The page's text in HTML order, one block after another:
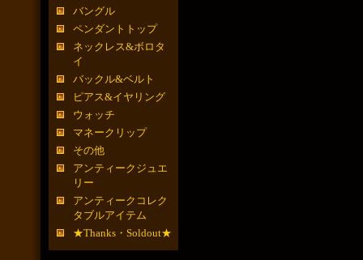
バングル
ペンダントトップ
ネックレス&ボロタ
イ
バックル&ベルト
ピアス&イヤリング
ウォッチ
マネークリップ
その他
アンティークジュエ
リー
アンティークコレク
タブルアイテム
★Thanks・Soldout★